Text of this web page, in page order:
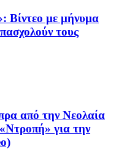
Βίντεο με μήνυμα
τους
από την Νεολαία
για την